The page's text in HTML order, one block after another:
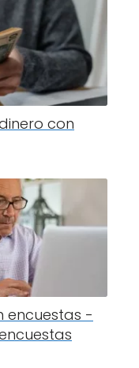
con
encuestas -